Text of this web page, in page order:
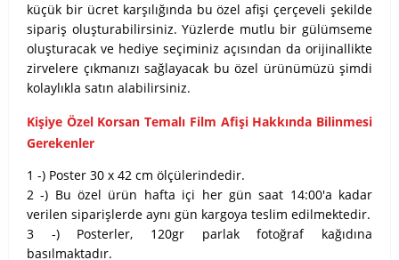
küçük bir ücret karşılığında bu özel afişi çerçeveli şekilde
sipariş oluşturabilirsiniz. Yüzlerde mutlu bir gülümseme
oluşturacak ve hediye seçiminiz açısından da orijinallikte
zirvelere çıkmanızı sağlayacak bu özel ürünümüzü şimdi
kolaylıkla satın alabilirsiniz.
Kişiye Özel Korsan Temalı Film Afişi Hakkında Bilinmesi
Gerekenler
1 -) Poster 30 x 42 cm ölçülerindedir.
2 -) Bu özel ürün hafta içi her gün saat 14:00'a kadar
verilen siparişlerde aynı gün kargoya teslim edilmektedir.
3 -) Posterler, 120gr parlak fotoğraf kağıdına
basılmaktadır.